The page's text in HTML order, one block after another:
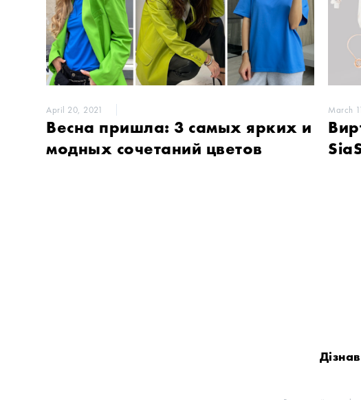
April 20, 2021
Весна пришла: 3 самых ярких и
модных сочетаний цветов
March